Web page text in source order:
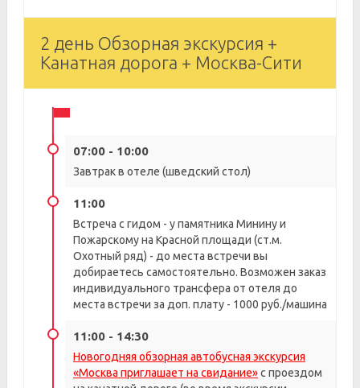
2 день Обзорная экскурсия +
Канатная дорога + Москва-Сити
07:00 - 10:00
Завтрак в отеле (шведский стол)
11:00
Встреча с гидом - у памятника Минину и
Пожарскому на Красной площади (ст.м.
Охотный ряд) - до места встречи вы
добираетесь самостоятельно. Возможен заказ
индивидуального трансфера от отеля до
места встречи за доп. плату - 1000 руб./машина
11:00 - 14:30
Новогодняя обзорная автобусная экскурсия
«Москва приглашает на свидание»с проездом